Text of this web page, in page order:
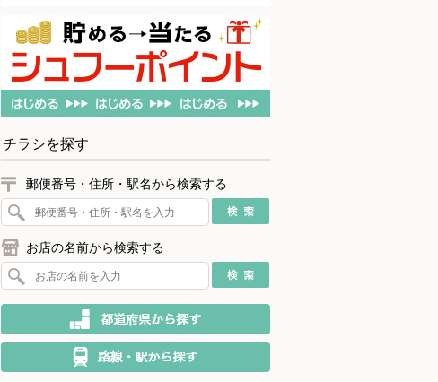
チラシを探す
郵便番号・住所・駅名から検索する
お店の名前から検索する